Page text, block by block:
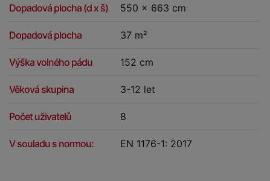
Dopadová plocha (d x š) 550 x 663 cm
Dopadová plocha 37 m²
Výška volného pádu 152 cm
Věková skupina 3-12 let
Počet uživatelů 8
V souladu s normou: EN 1176-1: 2017